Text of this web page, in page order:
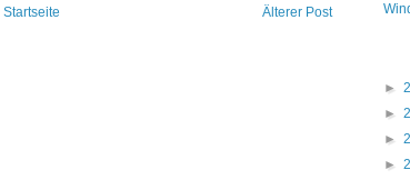
Älterer Post
Startseite
►
►
►
►